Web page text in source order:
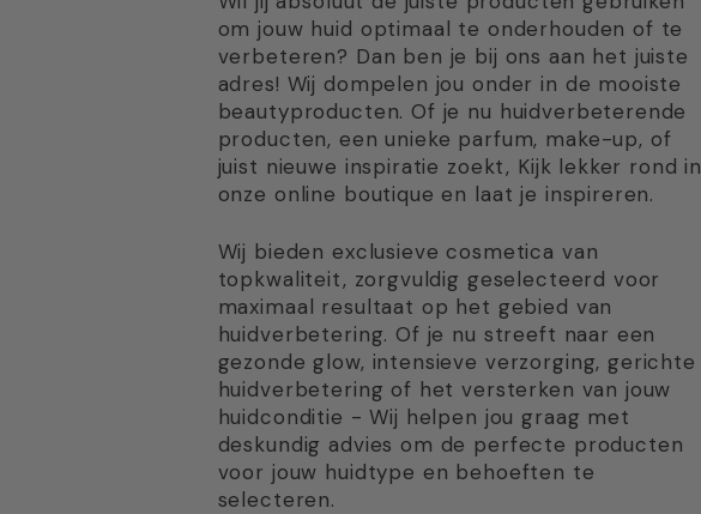
om jouw huid optimaal te onderhouden of te
verbeteren? Dan ben je bij ons aan het juiste
adres! Wij dompelen jou onder in de mooiste
beautyproducten. Of je nu huidverbeterende
producten, een unieke parfum, make-up, of
juist nieuwe inspiratie zoekt, Kijk lekker rond in
onze online boutique en laat je inspireren.
Wij bieden exclusieve cosmetica van
topkwaliteit, zorgvuldig geselecteerd voor
maximaal resultaat op het gebied van
huidverbetering. Of je nu streeft naar een
gezonde glow, intensieve verzorging, gerichte
huidverbetering of het versterken van jouw
huidconditie - Wij helpen jou graag met
deskundig advies om de perfecte producten
voor jouw huidtype en behoeften te
selecteren.